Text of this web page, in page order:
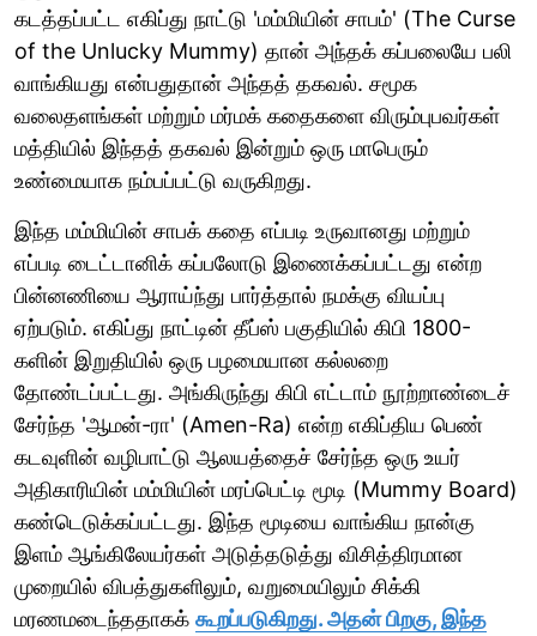
கடத்தப்பட்ட எகிப்து நாட்டு 'மம்மியின் சாபம்' (The Curse
of the Unlucky Mummy) தான் அந்தக் கப்பலையே பலி
வாங்கியது என்பதுதான் அந்தத் தகவல். சமூக
வலைதளங்கள் மற்றும் மர்மக் கதைகளை விரும்புபவர்கள்
மத்தியில் இந்தத் தகவல் இன்றும் ஒரு மாபெரும்
உண்மையாக நம்பப்பட்டு வருகிறது.
இந்த மம்மியின் சாபக் கதை எப்படி உருவானது மற்றும்
எப்படி டைட்டானிக் கப்பலோடு இணைக்கப்பட்டது என்ற
பின்னணியை ஆராய்ந்து பார்த்தால் நமக்கு வியப்பு
ஏற்படும். எகிப்து நாட்டின் தீப்ஸ் பகுதியில் கிபி 1800-
களின் இறுதியில் ஒரு பழமையான கல்லறை
தோண்டப்பட்டது. அங்கிருந்து கிபி எட்டாம் நூற்றாண்டைச்
சேர்ந்த 'ஆமன்-ரா' (Amen-Ra) என்ற எகிப்திய பெண்
கடவுளின் வழிபாட்டு ஆலயத்தைச் சேர்ந்த ஒரு உயர்
அதிகாரியின் மம்மியின் மரப்பெட்டி மூடி (Mummy Board)
கண்டெடுக்கப்பட்டது. இந்த மூடியை வாங்கிய நான்கு
இளம் ஆங்கிலேயர்கள் அடுத்தடுத்து விசித்திரமான
முறையில் விபத்துகளிலும், வறுமையிலும் சிக்கி
மரணமடைந்ததாகக் கூறப்படுகிறது. அதன் பிறகு, இந்த